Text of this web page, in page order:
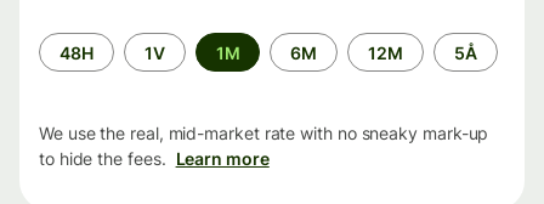
Time
period
48H 1V 1M 6M 12M 5Å
We use the real, mid-market rate with no sneaky mark-up
to hide the fees. Learn more